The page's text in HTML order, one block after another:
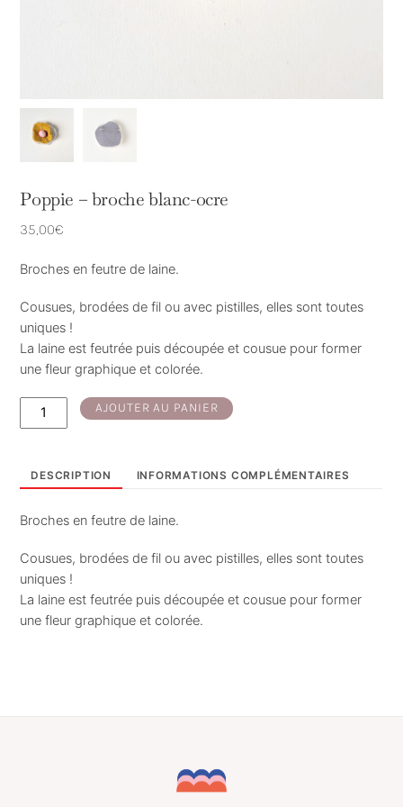
Poppie – broche blanc-ocre
35,00€
Broches en feutre de laine.
Cousues, brodées de fil ou avec pistilles, elles sont toutes
uniques !
La laine est feutrée puis découpée et cousue pour former
une fleur graphique et colorée.
quantité
de
broche
ocre
AJOUTER AU PANIER
DESCRIPTION INFORMATIONS COMPLÉMENTAIRES
Broches en feutre de laine.
Cousues, brodées de fil ou avec pistilles, elles sont toutes
uniques !
La laine est feutrée puis découpée et cousue pour former
une fleur graphique et colorée.